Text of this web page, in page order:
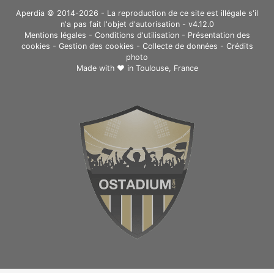
Aperdia © 2014-2026 - La reproduction de ce site est illégale s'il
n'a pas fait l'objet d'autorisation - v4.12.0
Mentions légales - Conditions d'utilisation- Présentation des
cookies - Gestion des cookies - Collecte de données - Crédits
photo
Made with ❤ in Toulouse, France